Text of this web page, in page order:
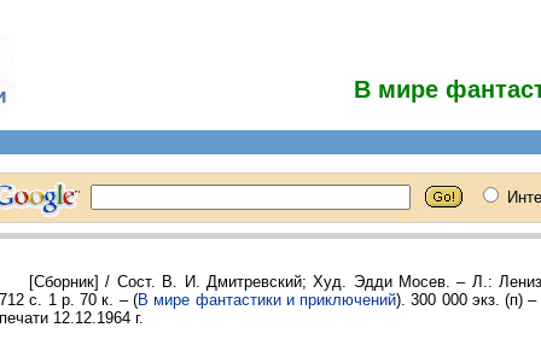
В мире
[Сборник] / Сост. В. И. Дмитревский; Худ. Эдди Мосев. – Л.:
712 с. 1 р. 70 к. – (В мире фантастики и приключений). 300 000 экз. (п)
печати 12.12.1964 г.